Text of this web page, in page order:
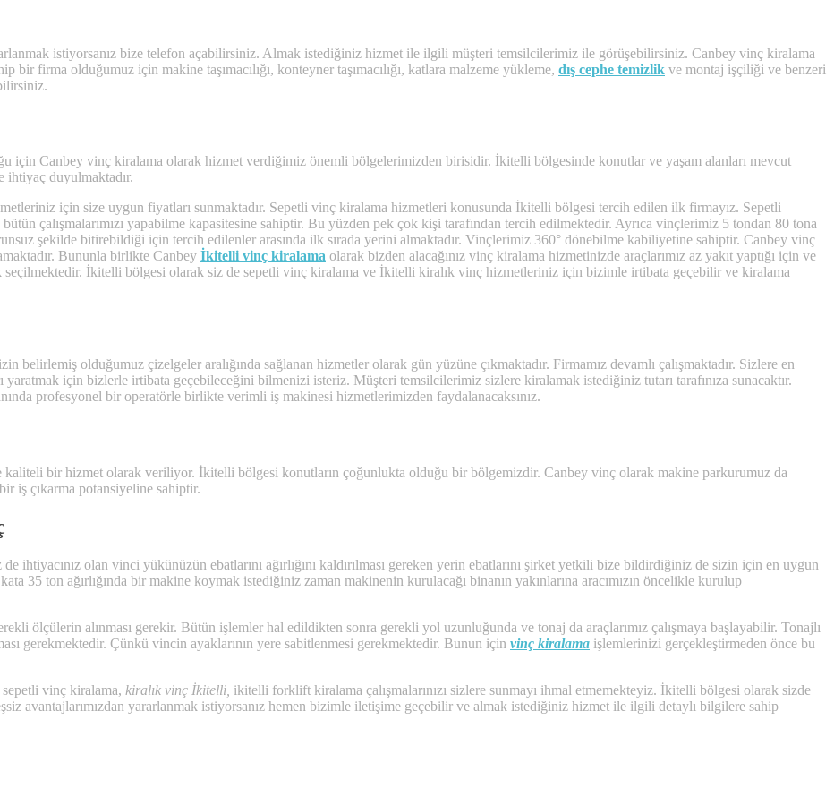
istiyorsanız bize telefon açabilirsiniz. Almak istediğiniz hizmet ile ilgili müşteri temsilcilerimiz ile görüşebilirsiniz. Canbey vinç kiralama
bir firma olduğumuz için makine taşımacılığı, konteyner taşımacılığı, katlara malzeme yükleme, dış cephe temizlik ve montaj işçiliği ve benzeri
için Canbey vinç kiralama olarak hizmet verdiğimiz önemli bölgelerimizden birisidir. İkitelli bölgesinde konutlar ve yaşam alanları mevcut
ihtiyaç duyulmaktadır.
için size uygun fiyatları sunmaktadır. Sepetli vinç kiralama hizmetleri konusunda İkitelli bölgesi tercih edilen ilk firmayız. Sepetli
çalışmalarımızı yapabilme kapasitesine sahiptir. Bu yüzden pek çok kişi tarafından tercih edilmektedir. Ayrıca vinçlerimiz 5 tondan 80 tona
şekilde bitirebildiği için tercih edilenler arasında ilk sırada yerini almaktadır. Vinçlerimiz 360° dönebilme kabiliyetine sahiptir. Canbey vinç
Bununla birlikte Canbey İkitelli vinç kiralama olarak bizden alacağınız vinç kiralama hizmetinizde araçlarımız az yakıt yaptığı için ve
İkitelli bölgesi olarak siz de sepetli vinç kiralama ve İkitelli kiralık vinç hizmetleriniz için bizimle irtibata geçebilir ve kiralama
olduğumuz çizelgeler aralığında sağlanan hizmetler olarak gün yüzüne çıkmaktadır. Firmamız devamlı çalışmaktadır. Sizlere en
için bizlerle irtibata geçebileceğini bilmenizi isteriz. Müşteri temsilcilerimiz sizlere kiralamak istediğiniz tutarı tarafınıza sunacaktır.
profesyonel bir operatörle birlikte verimli iş makinesi hizmetlerimizden faydalanacaksınız.
kaliteli bir hizmet olarak veriliyor. İkitelli bölgesi konutların çoğunlukta olduğu bir bölgemizdir. Canbey vinç olarak makine parkurumuz da
iş çıkarma potansiyeline sahiptir.
olan vinci yükünüzün ebatlarını ağırlığını kaldırılması gereken yerin ebatlarını şirket yetkili bize bildirdiğiniz de sizin için en uygun
35 ton ağırlığında bir makine koymak istediğiniz zaman makinenin kurulacağı binanın yakınlarına aracımızın öncelikle kurulup
ölçülerin alınması gerekir. Bütün işlemler hal edildikten sonra gerekli yol uzunluğunda ve tonaj da araçlarımız çalışmaya başlayabilir. Tonajlı
gerekmektedir. Çünkü vincin ayaklarının yere sabitlenmesi gerekmektedir. Bunun için vinç kiralama işlemlerinizi gerçekleştirmeden önce bu
vinç kiralama, kiralık vinç İkitelli, ikitelli forklift kiralama çalışmalarınızı sizlere sunmayı ihmal etmemekteyiz. İkitelli bölgesi olarak sizde
avantajlarımızdan yararlanmak istiyorsanız hemen bizimle iletişime geçebilir ve almak istediğiniz hizmet ile ilgili detaylı bilgilere sahip